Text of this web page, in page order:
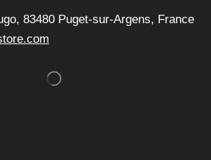
83480 Puget-sur-Argens, France